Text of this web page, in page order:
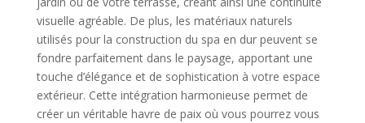
visuelle agréable. De plus, les matériaux naturels
utilisés pour la construction du spa en dur peuvent se
fondre parfaitement dans le paysage, apportant une
touche d’élégance et de sophistication à votre espace
extérieur. Cette intégration harmonieuse permet de
créer un véritable havre de paix où vous pourrez vous